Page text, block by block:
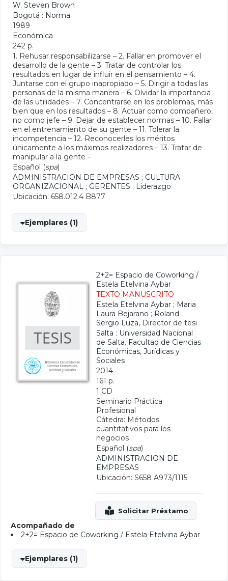
W. Steven Brown
Bogotá : Norma
1989
Económica
242 p.
1. Rehusar responsabilizarse – 2. Fallar en promover el
desarrollo de la gente – 3. Tratar de controlar los
resultados en lugar de influir en el pensamiento – 4.
Juntarse con el grupo inapropiado – 5. Dirigir a todas las
personas de la misma manera – 6. Olvidar la importancia
de las utilidades – 7. Concentrarse en los problemas, más
bien que en los resultados – 8. Actuar como compañero,
no como jefe – 9. Dejar de establecer normas – 10. Fallar
en el entrenamiento de su gente – 11. Tolerar la
incompetencia – 12. Reconocerles los méritos
únicamente a los máximos realizadores – 13. Tratar de
manipular a la gente –
Español (spa)
ADMINISTRACION DE EMPRESAS ; CULTURA
ORGANIZACIONAL ; GERENTES ; Liderazgo
Ubicación: 658.012.4 B877
Ejemplares (1)
2+2= Espacio de Coworking /
Estela Etelvina Aybar
TEXTO MANUSCRITO
Estela Etelvina Aybar ; Maria
Laura Bejarano ; Roland
Sergio Luza, Director de tesi
Salta : Universidad Nacional
de Salta. Facultad de Ciencias
Económicas, Jurídicas y
Sociales
2014
161 p.
1 CD
Seminario Práctica
Profesional
Cátedra: Métodos
cuantitativos para los
negocios
Español (spa)
ADMINISTRACION DE
EMPRESAS
Ubicación: S658 A973/1115
Acompañado de
2+2= Espacio de Coworking / Estela Etelvina Aybar
Ejemplares (1)